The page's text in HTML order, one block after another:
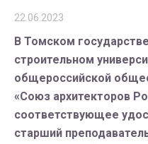
22.06.2023
В Томском
строительном
общероссийской
«Союз архитекторов
соответствующее
старший